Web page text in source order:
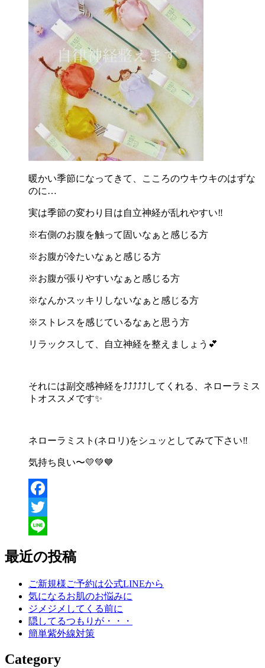
暖かい季節になってきて、こころのウキウキのはずな
のに…
実は季節の変わり目は自立神経が乱れやすい‼️
※右側のお腹を触って固いなぁと感じる方
※お腹が冷たいなぁと感じる方
※お腹が張りやすいなぁと感じる方
※なんかスッキリしないなぁと感じる方
※ストレスを感じているなぁと思う方
リラックスして、自立神経を整えましょう💕
それには副交感神経を⤴️⤴️⤴️⤴️⤴️してくれる、ネローラミス
トオススメです✨
ネローラミスト(ネロリ)をシュッとしてみて下さい‼️
気持ち良い〜💛💚💙
Facebook
Twitter
最近の投稿
ご新規様ご予約は公式LINEから
気になるお肌のお悩みに
ジメジメしてくる前に
隠してるつもりが・・・
簡単紫外線対策
Category